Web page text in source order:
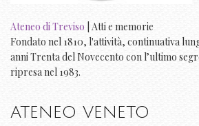
Ateneo di Treviso | Atti e memorie
Fondato nel 1810, l'attività, continuativa
anni Trenta del Novecento con l’ultimo
ripresa nel 1983.
ATENEO VENETO